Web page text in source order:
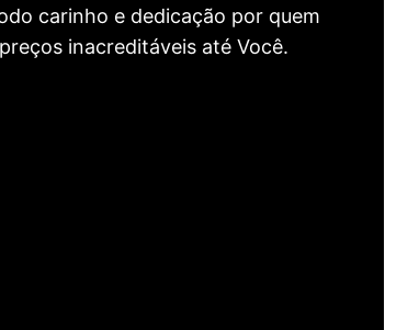
carinho e dedicação por quem
inacreditáveis até Você.